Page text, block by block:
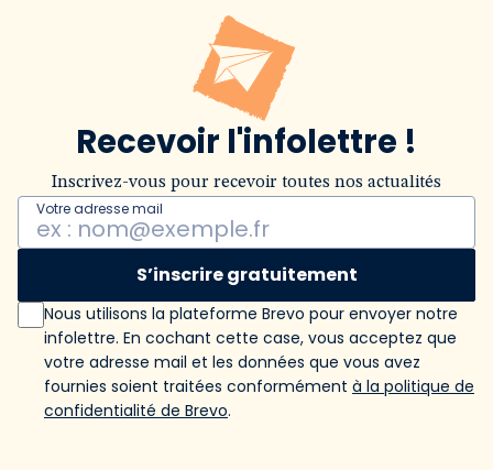
Recevoir l'infolettre !
Inscrivez-vous pour recevoir toutes nos actualités
Votre adresse mail
S’inscrire gratuitement
Nous utilisons la plateforme Brevo pour envoyer notre
infolettre. En cochant cette case, vous acceptez que
votre adresse mail et les données que vous avez
fournies soient traitées conformément à la politique de
confidentialité de Brevo.